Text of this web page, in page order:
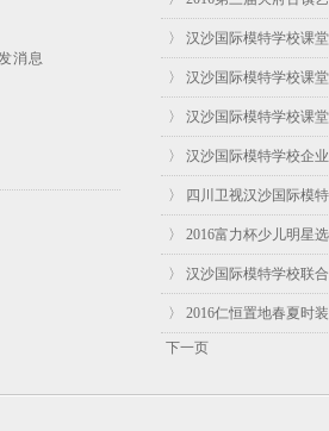
〉 汉沙国际模特学校课
〉 汉沙国际模特学校课
〉 汉沙国际模特学校课
〉 汉沙国际模特学校企
〉 四川卫视汉沙国际模
〉 2016富力杯少儿明星
〉 汉沙国际模特学校联
〉 2016仁恒置地春夏
下一页